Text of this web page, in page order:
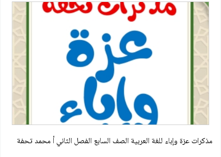
مذكرات عزة وإباء للغة العربية الصف السابع الفصل الثاني أ محمد تحفة